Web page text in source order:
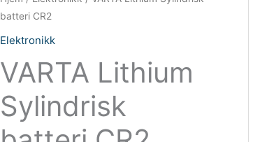
batteri CR2
Elektronikk
VARTA Lithium
Sylindrisk